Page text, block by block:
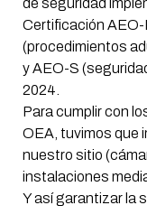
de seguridad
Certificación
(procedimientos
y AEO-S
2024.
Para cumplir con
OEA, tuvimos que
nuestro sitio
instalaciones
Y así garantizar la